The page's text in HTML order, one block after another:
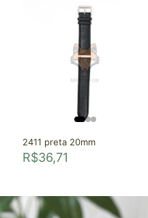
2411 preta 20mm
R$36,71